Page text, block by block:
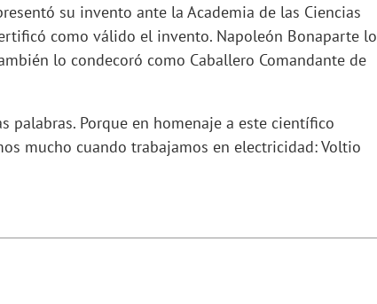
su invento ante la Academia de las Ciencias
como válido el invento. Napoleón Bonaparte lo
lo condecoró como Caballero Comandante de
palabras. Porque en homenaje a este científico
mucho cuando trabajamos en electricidad: Voltio